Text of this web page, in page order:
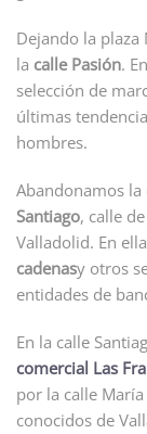
Dejando la
la calle Pasión.
selección de
últimas
hombres.
Abandonamos
Santiago, calle
Valladolid. En
cadenasy otros
entidades de
En la calle
comercial Las
por la calle
conocidos de